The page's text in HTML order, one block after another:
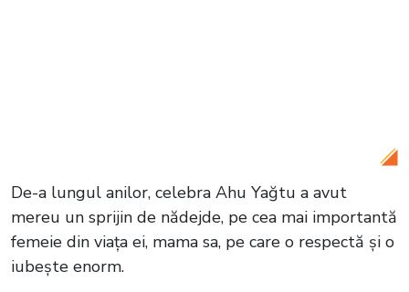
De-a lungul anilor, celebra Ahu Yağtu a avut
mereu un sprijin de nădejde, pe cea mai importantă
femeie din viața ei, mama sa, pe care o respectă și o
iubește enorm.